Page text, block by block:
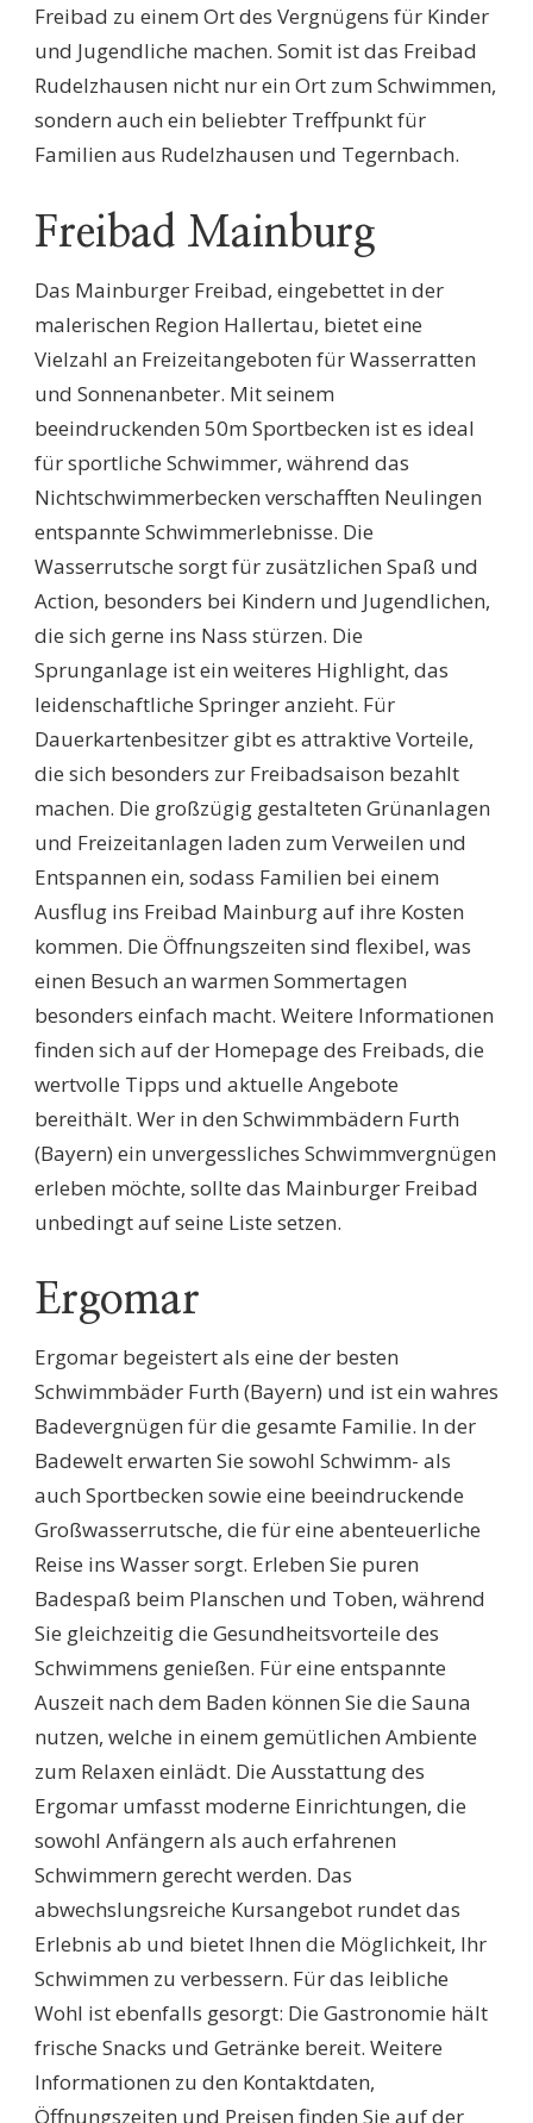
Freibad zu einem Ort des Vergnügens für Kinder
und Jugendliche machen. Somit ist das Freibad
Rudelzhausen nicht nur ein Ort zum Schwimmen,
sondern auch ein beliebter Treffpunkt für
Familien aus Rudelzhausen und Tegernbach.
Freibad Mainburg
Das Mainburger Freibad, eingebettet in der
malerischen Region Hallertau, bietet eine
Vielzahl an Freizeitangeboten für Wasserratten
und Sonnenanbeter. Mit seinem
beeindruckenden 50m Sportbecken ist es ideal
für sportliche Schwimmer, während das
Nichtschwimmerbecken verschafften Neulingen
entspannte Schwimmerlebnisse. Die
Wasserrutsche sorgt für zusätzlichen Spaß und
Action, besonders bei Kindern und Jugendlichen,
die sich gerne ins Nass stürzen. Die
Sprunganlage ist ein weiteres Highlight, das
leidenschaftliche Springer anzieht. Für
Dauerkartenbesitzer gibt es attraktive Vorteile,
die sich besonders zur Freibadsaison bezahlt
machen. Die großzügig gestalteten Grünanlagen
und Freizeitanlagen laden zum Verweilen und
Entspannen ein, sodass Familien bei einem
Ausflug ins Freibad Mainburg auf ihre Kosten
kommen. Die Öffnungszeiten sind flexibel, was
einen Besuch an warmen Sommertagen
besonders einfach macht. Weitere Informationen
finden sich auf der Homepage des Freibads, die
wertvolle Tipps und aktuelle Angebote
bereithält. Wer in den Schwimmbädern Furth
(Bayern) ein unvergessliches Schwimmvergnügen
erleben möchte, sollte das Mainburger Freibad
unbedingt auf seine Liste setzen.
Ergomar
Ergomar begeistert als eine der besten
Schwimmbäder Furth (Bayern) und ist ein wahres
Badevergnügen für die gesamte Familie. In der
Badewelt erwarten Sie sowohl Schwimm- als
auch Sportbecken sowie eine beeindruckende
Großwasserrutsche, die für eine abenteuerliche
Reise ins Wasser sorgt. Erleben Sie puren
Badespaß beim Planschen und Toben, während
Sie gleichzeitig die Gesundheitsvorteile des
Schwimmens genießen. Für eine entspannte
Auszeit nach dem Baden können Sie die Sauna
nutzen, welche in einem gemütlichen Ambiente
zum Relaxen einlädt. Die Ausstattung des
Ergomar umfasst moderne Einrichtungen, die
sowohl Anfängern als auch erfahrenen
Schwimmern gerecht werden. Das
abwechslungsreiche Kursangebot rundet das
Erlebnis ab und bietet Ihnen die Möglichkeit, Ihr
Schwimmen zu verbessern. Für das leibliche
Wohl ist ebenfalls gesorgt: Die Gastronomie hält
frische Snacks und Getränke bereit. Weitere
Informationen zu den Kontaktdaten,
Öffnungszeiten und Preisen finden Sie auf der